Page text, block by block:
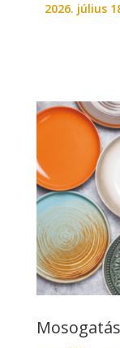
2026. július